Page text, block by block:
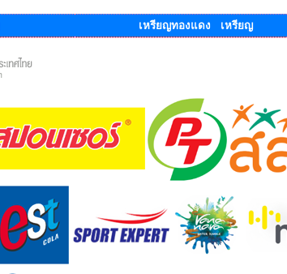
เหรียญทองแดง เหรียญ